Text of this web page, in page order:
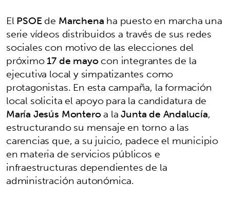
ElPSOEde Marchenaha puesto en marcha una
serie vídeos distribuidos a través de sus redes
sociales con motivo de las elecciones del
próximo17 de mayocon integrantes de la
ejecutiva local y simpatizantes como
protagonistas. En esta campaña, la formación
local solicita el apoyo para la candidatura de
María Jesús Monteroa laJunta de Andalucía,
estructurando su mensaje en torno a las
carencias que, a su juicio, padece el municipio
en materia de servicios públicos e
infraestructuras dependientes de la
administración autonómica.